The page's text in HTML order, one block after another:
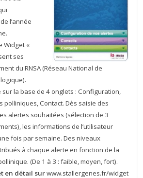
l’année
Widget «
ses
du RNSA (Réseau National de
la base de 4 onglets : Configuration,
polliniques, Contact. Dès saisie des
alertes souhaitées (sélection de 3
les informations de l’utilisateur
fois par semaine. Des niveaux
à chaque alerte en fonction de la
(De 1 à 3 : faible, moyen, fort).
en détail surwww.stallergenes.fr/widget